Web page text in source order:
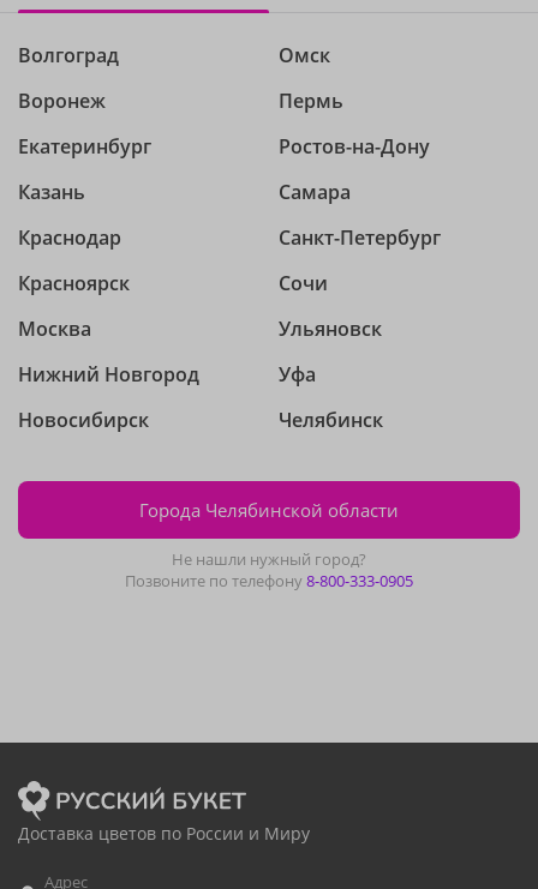
Волгоград
Воронеж
Екатеринбург
Казань
Краснодар
Красноярск
Москва
Нижний Новгород
Новосибирск
Омск
Пермь
Ростов-на-Дону
Самара
Санкт-Петербург
Сочи
Ульяновск
Уфа
Челябинск
Города Челябинской области
Не нашли нужный город?
Позвоните по телефону8-800-333-0905
Доставка цветов по России и Миру
Адрес